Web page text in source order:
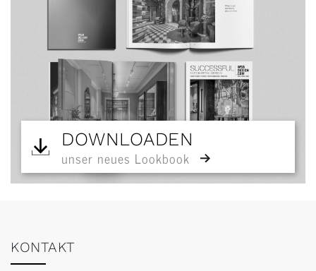
DOWNLOADEN
unser neues Lookbook
KONTAKT